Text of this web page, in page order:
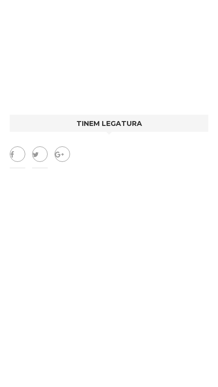
TINEM LEGATURA